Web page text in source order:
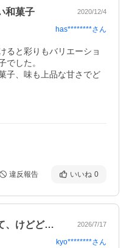
和菓子 2020/12/4
has********さん
ると彩りもバリエーショ
でした。
子、味も上品な甘さでど
違反報告 いいね 0
近所に和菓子屋さんがなくて、けどどうし… 2026/7/17
kyo********さん